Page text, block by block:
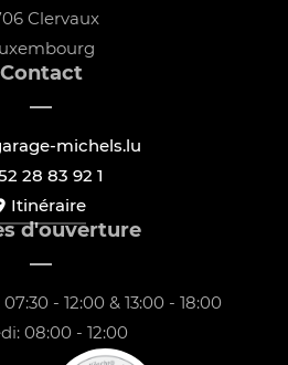
Clervaux
Contact
michels.lu
28 83 92 1
Itinéraire
d'ouverture
- 12:00 & 13:00 - 18:00
08:00 - 12:00